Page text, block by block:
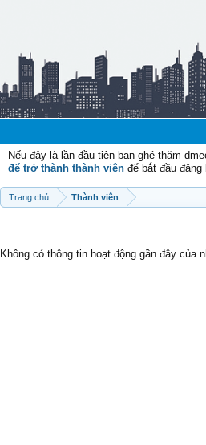
Nếu đây là lần đầu tiên bạn ghé thăm
để trở thành thành viên để bắt đầu
Trang chủ Thành viên
Không có thông tin hoạt động gần đây của